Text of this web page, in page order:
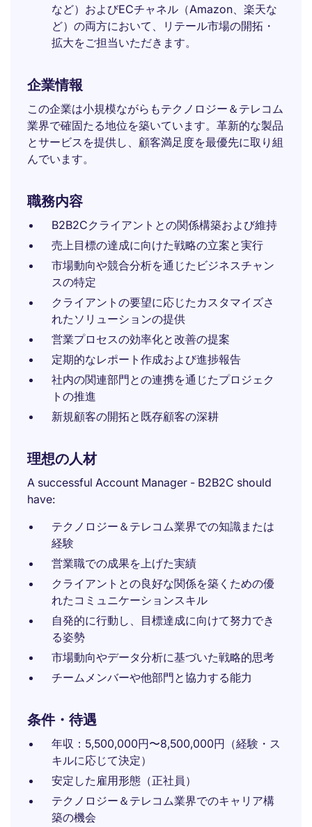
など）およびECチャネル（Amazon、楽天な
ど）の両方において、リテール市場の開拓・
拡大をご担当いただきます。
企業情報
この企業は小規模ながらもテクノロジー＆テレコム
業界で確固たる地位を築いています。革新的な製品
とサービスを提供し、顧客満足度を最優先に取り組
んでいます。
職務内容
B2B2Cクライアントとの関係構築および維持
売上目標の達成に向けた戦略の立案と実行
市場動向や競合分析を通じたビジネスチャン
スの特定
クライアントの要望に応じたカスタマイズさ
れたソリューションの提供
営業プロセスの効率化と改善の提案
定期的なレポート作成および進捗報告
社内の関連部門との連携を通じたプロジェク
トの推進
新規顧客の開拓と既存顧客の深耕
理想の人材
A successful Account Manager - B2B2C should
have:
テクノロジー＆テレコム業界での知識または
経験
営業職での成果を上げた実績
クライアントとの良好な関係を築くための優
れたコミュニケーションスキル
自発的に行動し、目標達成に向けて努力でき
る姿勢
市場動向やデータ分析に基づいた戦略的思考
チームメンバーや他部門と協力する能力
条件・待遇
年収：5,500,000円〜8,500,000円（経験・ス
キルに応じて決定）
安定した雇用形態（正社員）
テクノロジー＆テレコム業界でのキャリア構
築の機会